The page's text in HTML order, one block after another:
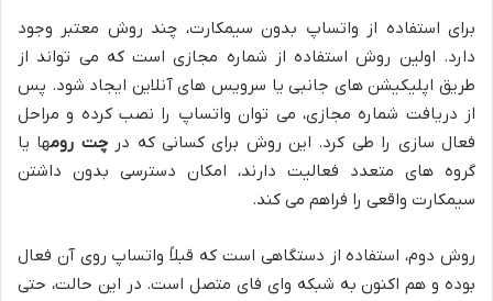
برای استفاده از واتساپ بدون سیمکارت، چند روش معتبر وجود
دارد. اولین روش استفاده از شماره مجازی است که می تواند از
طریق اپلیکیشن های جانبی یا سرویس های آنلاین ایجاد شود. پس
از دریافت شماره مجازی، می توان واتساپ را نصب کرده و مراحل
فعال سازی را طی کرد. این روش برای کسانی که درچت رومها یا
گروه های متعدد فعالیت دارند، امکان دسترسی بدون داشتن
سیمکارت واقعی را فراهم می کند.
روش دوم، استفاده از دستگاهی است که قبلاً واتساپ روی آن فعال
بوده و هم اکنون به شبکه وای فای متصل است. در این حالت، حتی